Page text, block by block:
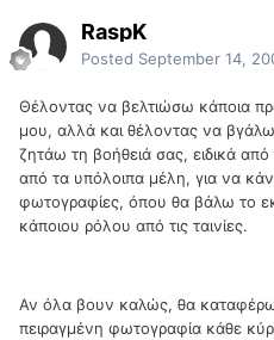
RaspK
Posted September 14,
Θέλοντας να βελτιώσω κάποια
μου, αλλά και θέλοντας να βγάλω
ζητάω τη βοήθειά σας, ειδικά
από τα υπόλοιπα μέλη, για να
φωτογραφίες, όπου θα βάλω το
κάποιου ρόλου από τις ταινίες.
Αν όλα βουν καλώς, θα
πειραγμένη φωτογραφία κάθε